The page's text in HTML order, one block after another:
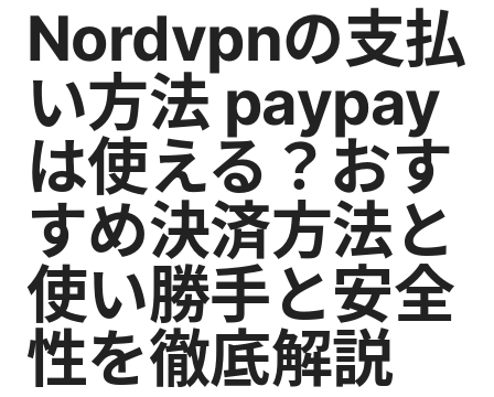
Nordvpnの支払
い方法 paypay
は使える？おす
すめ決済方法と
使い勝手と安全
性を徹底解説